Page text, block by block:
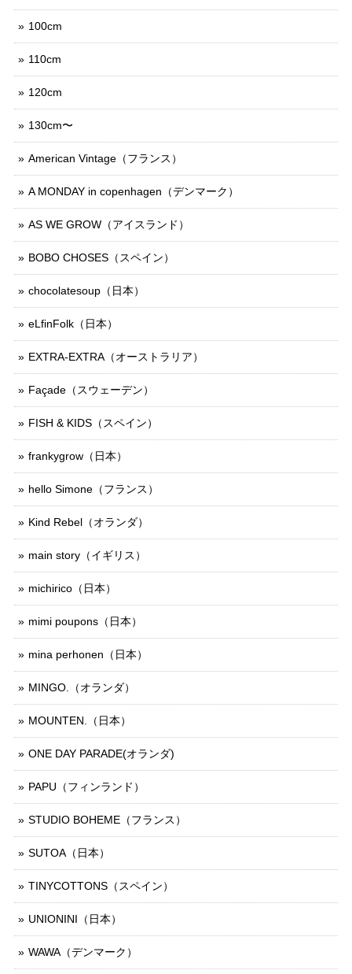
100cm
110cm
120cm
130cm〜
American Vintage（フランス）
A MONDAY in copenhagen（デンマーク）
AS WE GROW（アイスランド）
BOBO CHOSES（スペイン）
chocolatesoup（日本）
eLfinFolk（日本）
EXTRA-EXTRA（オーストラリア）
Façade（スウェーデン）
FISH & KIDS（スペイン）
frankygrow（日本）
hello Simone（フランス）
Kind Rebel（オランダ）
main story（イギリス）
michirico（日本）
mimi poupons（日本）
mina perhonen（日本）
MINGO.（オランダ）
MOUNTEN.（日本）
ONE DAY PARADE(オランダ)
PAPU（フィンランド）
STUDIO BOHEME（フランス）
SUTOA（日本）
TINYCOTTONS（スペイン）
UNIONINI（日本）
WAWA（デンマーク）